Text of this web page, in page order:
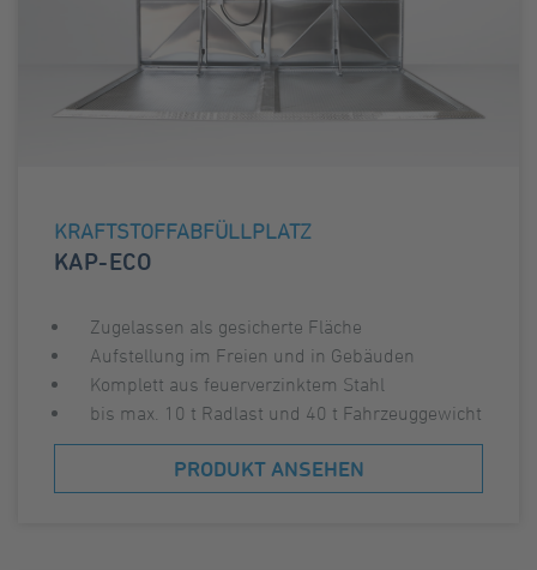
KRAFTSTOFFABFÜLLPLATZ
KAP-ECO
Zugelassen als gesicherte Fläche
Aufstellung im Freien und in Gebäuden
Komplett aus feuerverzinktem Stahl
bis max. 10 t Radlast und 40 t Fahrzeuggewicht
PRODUKT ANSEHEN